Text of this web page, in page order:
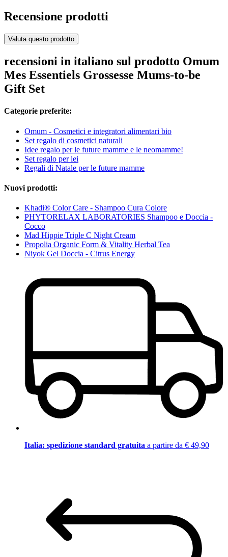
Recensione prodotti
Valuta questo prodotto
recensioni in italiano sul prodotto Omum
Mes Essentiels Grossesse Mums-to-be
Gift Set
Categorie preferite:
Omum - Cosmetici e integratori alimentari bio
Set regalo di cosmetici naturali
Idee regalo per le future mamme e le neomamme!
Set regalo per lei
Regali di Natale per le future mamme
Nuovi prodotti:
Khadi® Color Care - Shampoo Cura Colore
PHYTORELAX LABORATORIES Shampoo e Doccia -
Cocco
Mad Hippie Triple C Night Cream
Propolia Organic Form & Vitality Herbal Tea
Niyok Gel Doccia - Citrus Energy
Italia: spedizione standard gratuita a partire da € 49,90